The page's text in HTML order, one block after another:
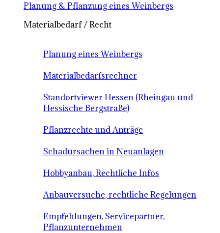
Planung & Pflanzung eines Weinbergs
Materialbedarf / Recht
Planung eines Weinbergs
Materialbedarfsrechner
Standortviewer Hessen (Rheingau und
Hessische Bergstraße)
Pflanzrechte und Anträge
Schadursachen in Neuanlagen
Hobbyanbau, Rechtliche Infos
Anbauversuche, rechtliche Regelungen
Empfehlungen, Servicepartner,
Pflanzunternehmen